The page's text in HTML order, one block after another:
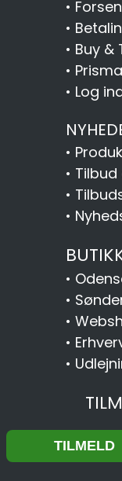
•
•
• Buy &
•
• Log
•
•
•
•
•
•
•
•
•